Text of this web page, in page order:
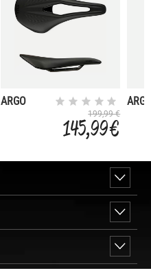
ARGO
199,99 €
145,99 €